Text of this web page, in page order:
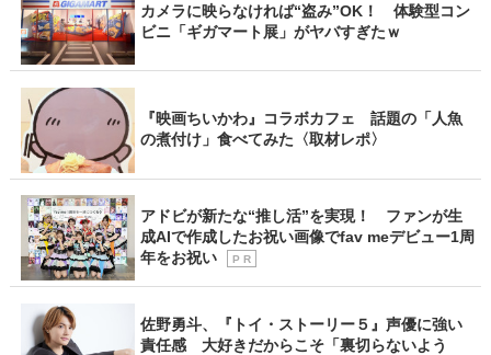
カメラに映らなければ“盗み”OK！ 体験型コン
ビニ「ギガマート展」がヤバすぎたｗ
『映画ちいかわ』コラボカフェ 話題の「人魚
の煮付け」食べてみた〈取材レポ〉
アドビが新たな“推し活”を実現！ ファンが生
成AIで作成したお祝い画像でfav meデビュー1周
年をお祝い
P R
佐野勇斗、『トイ・ストーリー５』声優に強い
責任感 大好きだからこそ「裏切らないよう